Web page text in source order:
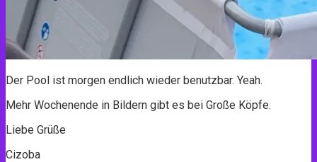
Der Pool ist morgen endlich wieder benutzbar. Yeah.
Mehr Wochenende in Bildern gibt es bei Große Köpfe.
Liebe Grüße
Cizoba